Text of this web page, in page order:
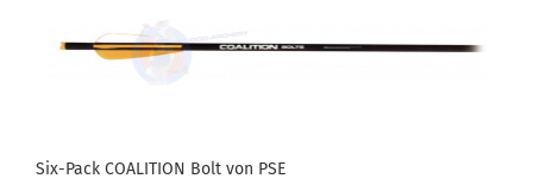
Six-​Pack CO­ALI­TI­ON Bolt von PSE